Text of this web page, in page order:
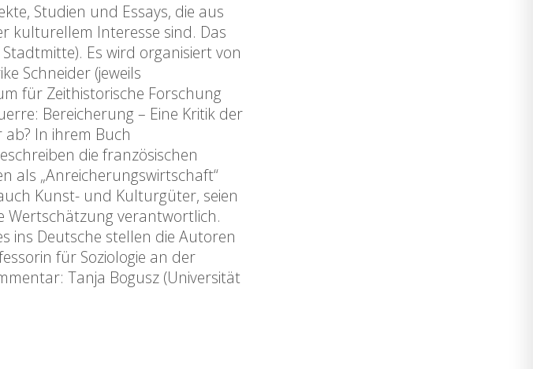
Studien und Essays, die aus
kulturellem Interesse sind. Das
Es wird organisiert von
Schneider (jeweils
für Zeithistorische Forschung
Bereicherung – Eine Kritik der
In ihrem Buch
die französischen
als „Anreicherungswirtschaft“
Kunst- und Kulturgüter, seien
verantwortlich.
ins Deutsche stellen die Autoren
für Soziologie an der
Tanja Bogusz (Universität